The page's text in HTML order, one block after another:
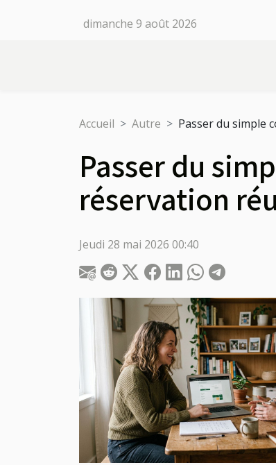
dimanche 9 août 2026
Accueil Autre Passer du simple
Passer du
réservation
Jeudi 28 mai 2026 00:40